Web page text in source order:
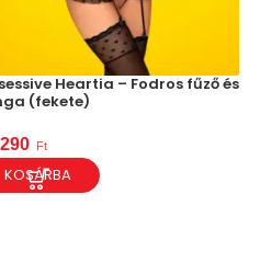
Heartia – Fodros fűző és
(fekete)
Ft
KOSÁRBA